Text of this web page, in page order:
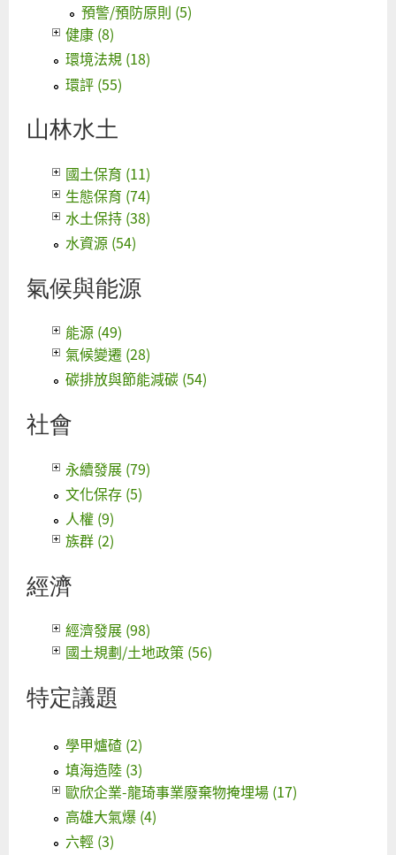
預警/預防原則 (5)
健康 (8)
環境法規 (18)
環評 (55)
山林水土
國土保育 (11)
生態保育 (74)
水土保持 (38)
水資源 (54)
氣候與能源
能源 (49)
氣候變遷 (28)
碳排放與節能減碳 (54)
社會
永續發展 (79)
文化保存 (5)
人權 (9)
族群 (2)
經濟
經濟發展 (98)
國土規劃/土地政策 (56)
特定議題
學甲爐碴 (2)
填海造陸 (3)
歐欣企業-龍琦事業廢棄物掩埋場 (17)
高雄大氣爆 (4)
六輕 (3)